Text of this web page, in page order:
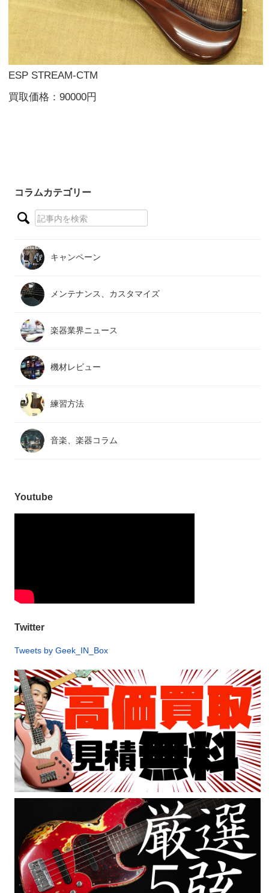
ESP STREAM-CTM
買取価格：90000円
コラムカテゴリー
キャンペーン
メンテナンス、カスタマイズ
楽器業界ニュース
機材レビュー
練習方法
音楽、楽器コラム
Youtube
Twitter
Tweets by Geek_IN_Box